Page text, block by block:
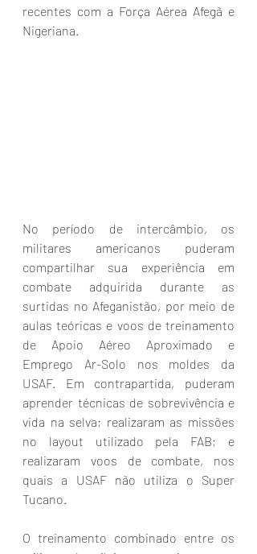
recentes com a Força Aérea Afegã e
Nigeriana.
No período de intercâmbio, os
militares americanos puderam
compartilhar sua experiência em
combate adquirida durante as
surtidas no Afeganistão, por meio de
aulas teóricas e voos de treinamento
de Apoio Aéreo Aproximado e
Emprego Ar-Solo nos moldes da
USAF. Em contrapartida, puderam
aprender técnicas de sobrevivência e
vida na selva; realizaram as missões
no layout utilizado pela FAB; e
realizaram voos de combate, nos
quais a USAF não utiliza o Super
Tucano.
O treinamento combinado entre os